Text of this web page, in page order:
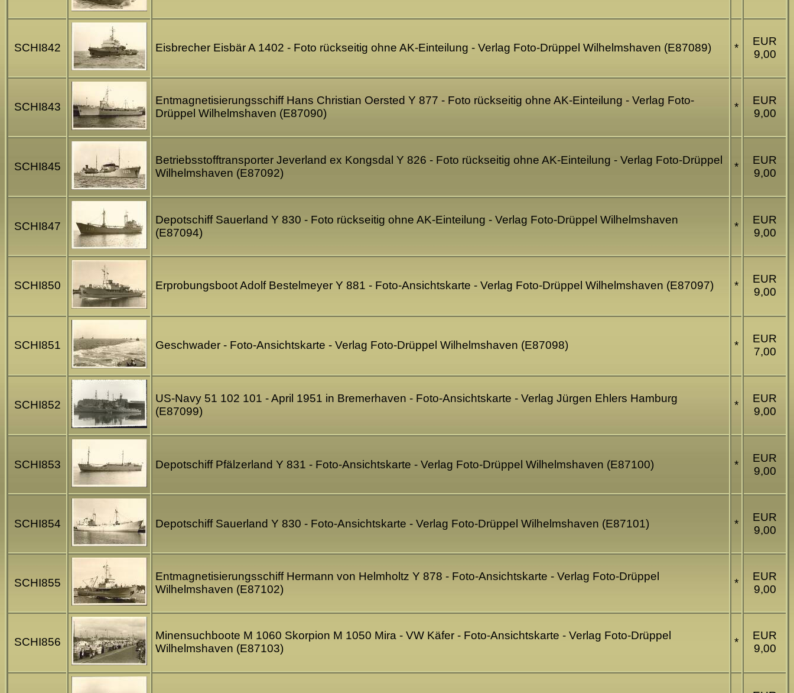
SCHI842 Eisbrecher Eisbär A 1402 - Foto rückseitig ohne AK-Einteilung - Verlag Foto-Drüppel Wilhelmshaven (E87089) *
EUR
9,00
SCHI843
Entmagnetisierungsschiff Hans Christian Oersted Y 877 - Foto rückseitig ohne AK-Einteilung - Verlag Foto-
Drüppel Wilhelmshaven (E87090)
*
EUR
9,00
SCHI845
Betriebsstofftransporter Jeverland ex Kongsdal Y 826 - Foto rückseitig ohne AK-Einteilung - Verlag Foto-Drüppel
Wilhelmshaven (E87092)
*
EUR
9,00
SCHI847
Depotschiff Sauerland Y 830 - Foto rückseitig ohne AK-Einteilung - Verlag Foto-Drüppel Wilhelmshaven
(E87094)
*
EUR
9,00
SCHI850 Erprobungsboot Adolf Bestelmeyer Y 881 - Foto-Ansichtskarte - Verlag Foto-Drüppel Wilhelmshaven (E87097) *
EUR
9,00
SCHI851 Geschwader - Foto-Ansichtskarte - Verlag Foto-Drüppel Wilhelmshaven (E87098) *
EUR
7,00
SCHI852
US-Navy 51 102 101 - April 1951 in Bremerhaven - Foto-Ansichtskarte - Verlag Jürgen Ehlers Hamburg
(E87099)
*
EUR
9,00
SCHI853 Depotschiff Pfälzerland Y 831 - Foto-Ansichtskarte - Verlag Foto-Drüppel Wilhelmshaven (E87100) *
EUR
9,00
SCHI854 Depotschiff Sauerland Y 830 - Foto-Ansichtskarte - Verlag Foto-Drüppel Wilhelmshaven (E87101) *
EUR
9,00
SCHI855
Entmagnetisierungsschiff Hermann von Helmholtz Y 878 - Foto-Ansichtskarte - Verlag Foto-Drüppel
Wilhelmshaven (E87102)
*
EUR
9,00
SCHI856
Minensuchboote M 1060 Skorpion M 1050 Mira - VW Käfer - Foto-Ansichtskarte - Verlag Foto-Drüppel
Wilhelmshaven (E87103)
*
EUR
9,00